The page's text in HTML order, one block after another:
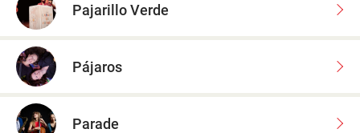
Pajarillo Verde
Pájaros
Parade